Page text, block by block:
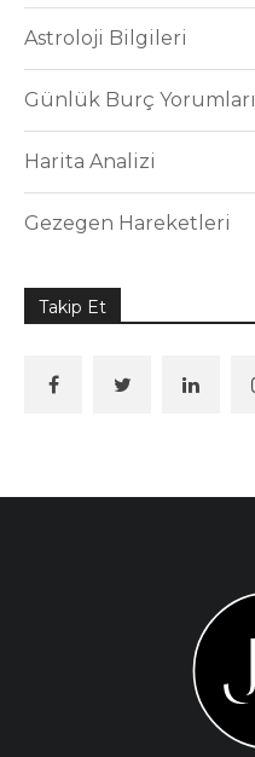
Astroloji Bilgileri
Günlük Burç Yorumları
Harita Analizi
Gezegen Hareketleri
Takip Et